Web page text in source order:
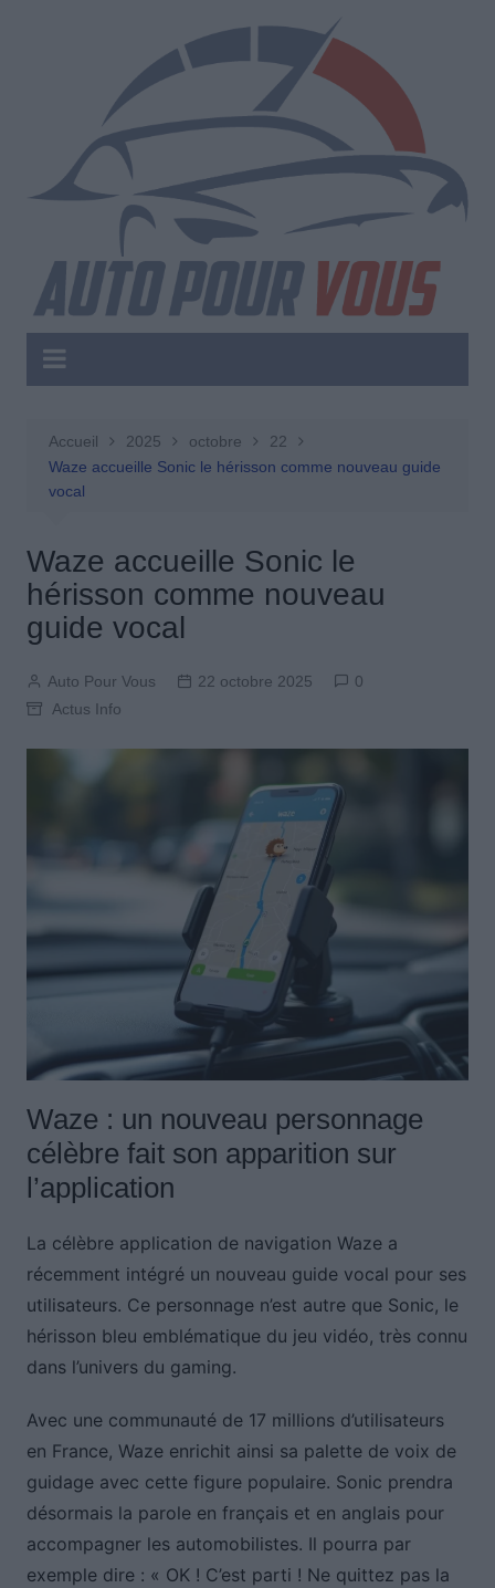
Accueil 2025 octobre
22
Waze accueille Sonic le hérisson comme nouveau guide
vocal
Waze accueille Sonic le
hérisson comme nouveau
guide vocal
Auto Pour Vous 22 octobre 2025
0
Actus Info
Waze : un nouveau personnage
célèbre fait son apparition sur
l’application
La célèbre application de navigation Waze a
récemment intégré un nouveau guide vocal pour ses
utilisateurs. Ce personnage n’est autre que Sonic, le
hérisson bleu emblématique du jeu vidéo, très connu
dans l’univers du gaming.
Avec une communauté de 17 millions d’utilisateurs
en France, Waze enrichit ainsi sa palette de voix de
guidage avec cette figure populaire. Sonic prendra
désormais la parole en français et en anglais pour
accompagner les automobilistes. Il pourra par
exemple dire : « OK ! C’est parti ! Ne quittez pas la